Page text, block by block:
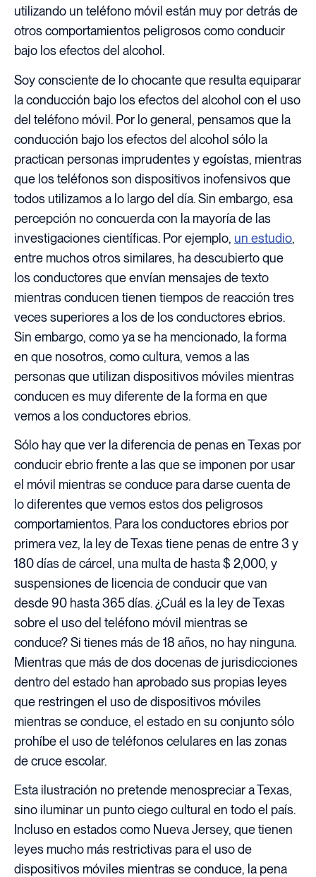
utilizando un teléfono móvil están muy por detrás de
otros comportamientos peligrosos como conducir
bajo los efectos del alcohol.
Soy consciente de lo chocante que resulta equiparar
la conducción bajo los efectos del alcohol con el uso
del teléfono móvil. Por lo general, pensamos que la
conducción bajo los efectos del alcohol sólo la
practican personas imprudentes y egoístas, mientras
que los teléfonos son dispositivos inofensivos que
todos utilizamos a lo largo del día. Sin embargo, esa
percepción no concuerda con la mayoría de las
investigaciones científicas. Por ejemplo, un estudio,
entre muchos otros similares, ha descubierto que
los conductores que envían mensajes de texto
mientras conducen tienen tiempos de reacción tres
veces superiores a los de los conductores ebrios.
Sin embargo, como ya se ha mencionado, la forma
en que nosotros, como cultura, vemos a las
personas que utilizan dispositivos móviles mientras
conducen es muy diferente de la forma en que
vemos a los conductores ebrios.
Sólo hay que ver la diferencia de penas en Texas por
conducir ebrio frente a las que se imponen por usar
el móvil mientras se conduce para darse cuenta de
lo diferentes que vemos estos dos peligrosos
comportamientos. Para los conductores ebrios por
primera vez, la ley de Texas tiene penas de entre 3 y
180 días de cárcel, una multa de hasta $ 2,000, y
suspensiones de licencia de conducir que van
desde 90 hasta 365 días. ¿Cuál es la ley de Texas
sobre el uso del teléfono móvil mientras se
conduce? Si tienes más de 18 años, no hay ninguna.
Mientras que más de dos docenas de jurisdicciones
dentro del estado han aprobado sus propias leyes
que restringen el uso de dispositivos móviles
mientras se conduce, el estado en su conjunto sólo
prohíbe el uso de teléfonos celulares en las zonas
de cruce escolar.
Esta ilustración no pretende menospreciar a Texas,
sino iluminar un punto ciego cultural en todo el país.
Incluso en estados como Nueva Jersey, que tienen
leyes mucho más restrictivas para el uso de
dispositivos móviles mientras se conduce, la pena